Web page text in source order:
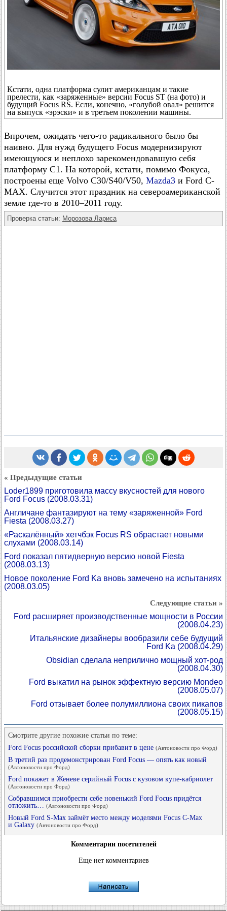
Кстати, одна платформа сулит американцам и такие
прелести, как «заряженные» версии Focus ST (на фото) и
будущий Focus RS. Если, конечно, «голубой овал» решится
на выпуск «эрэски» и в третьем поколении машины.
Впрочем, ожидать чего-то радикального было бы
наивно. Для нужд будущего Focus модернизируют
имеющуюся и неплохо зарекомендовавшую себя
платформу C1. На которой, кстати, помимо Фокуса,
построены еще Volvo C30/S40/V50, Mazda3 и Ford C-
MAX. Случится этот праздник на североамериканской
земле где-то в 2010–2011 году.
Проверка статьи: Морозова Лариса
« Предыдущие статьи
Loder1899 приготовила массу вкусностей для нового
Ford Focus (2008.03.31)
Англичане фантазируют на тему «заряженной» Ford
Fiesta (2008.03.27)
«Раскалённый» хетчбэк Focus RS обрастает новыми
слухами (2008.03.14)
Ford показал пятидверную версию новой Fiesta
(2008.03.13)
Новое поколение Ford Ka вновь замечено на испытаниях
(2008.03.05)
Следующие статьи »
Ford расширяет производственные мощности в России
(2008.04.23)
Итальянские дизайнеры вообразили себе будущий
Ford Ka (2008.04.29)
Obsidian сделала неприлично мощный хот-род
(2008.04.30)
Ford выкатил на рынок эффектную версию Mondeo
(2008.05.07)
Ford отзывает более полумиллиона своих пикапов
(2008.05.15)
Смотрите другие похожие статьи по теме:
Ford Focus российской сборки прибавит в цене (Автоновости про Форд)
В третий раз продемонстрирован Ford Focus — опять как новый
(Автоновости про Форд)
Ford покажет в Женеве серийный Focus с кузовом купе-кабриолет
(Автоновости про Форд)
Собравшимся приобрести себе новенький Ford Focus придётся
отложить… (Автоновости про Форд)
Новый Ford S-Max займёт место между моделями Focus C-Max
и Galaxy (Автоновости про Форд)
Комментарии посетителей
Еще нет комментариев